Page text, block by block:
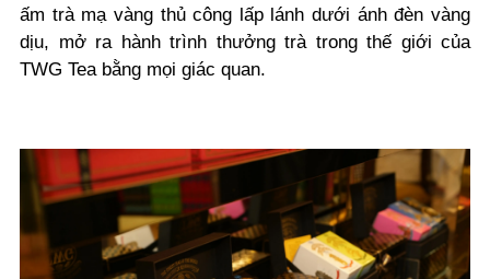
ấm trà mạ vàng thủ công lấp lánh dưới ánh đèn vàng
dịu, mở ra hành trình thưởng trà trong thế giới của
TWG Tea bằng mọi giác quan.